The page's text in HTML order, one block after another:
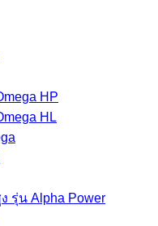
HP
HL
รุ่น Alpha Power